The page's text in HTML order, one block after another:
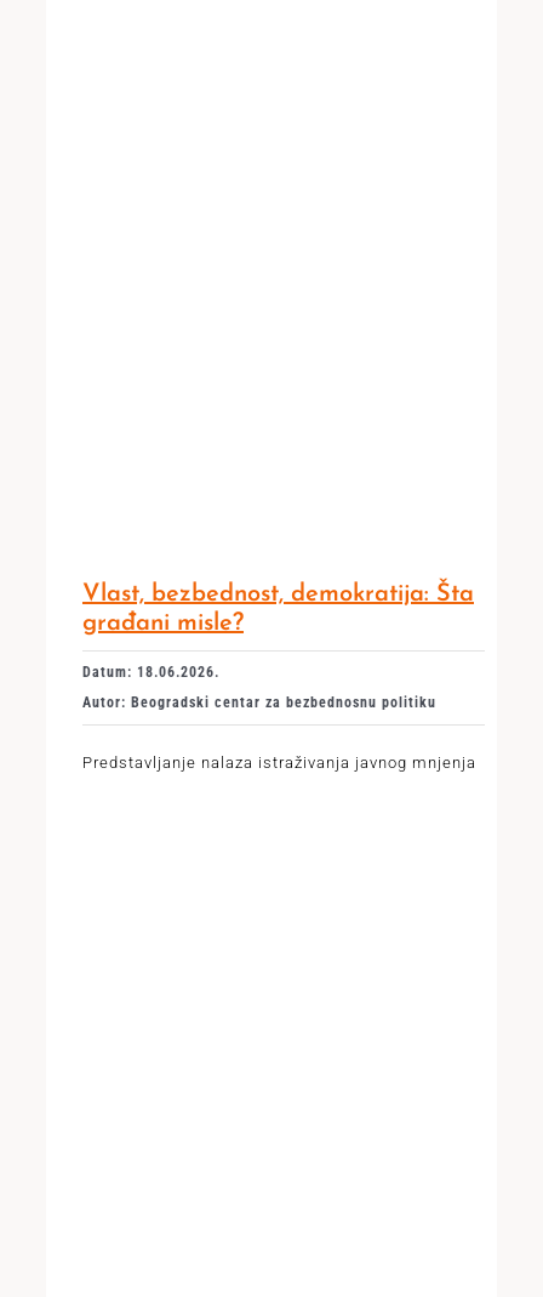
Vlast, bezbednost, demokratija: Šta
građani misle?
Datum: 18.06.2026.
Autor: Beogradski centar za bezbednosnu politiku
Predstavljanje nalaza istraživanja javnog mnjenja